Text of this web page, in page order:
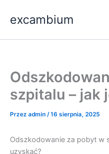
excambium
szpitalu – jak
Przez admin /16 sierpnia, 2025
Odszkodowanie za pobyt w
uzyskać?